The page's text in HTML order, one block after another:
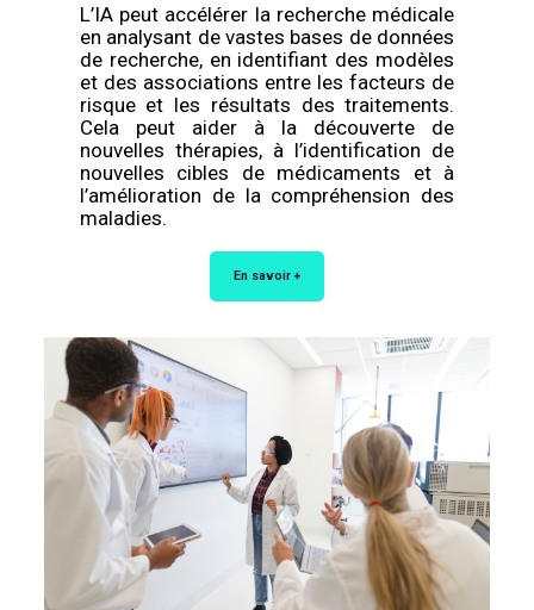
L’IA peut accélérer la recherche médicale
en analysant de vastes bases de données
de recherche, en identifiant des modèles
et des associations entre les facteurs de
risque et les résultats des traitements.
Cela peut aider à la découverte de
nouvelles thérapies, à l’identification de
nouvelles cibles de médicaments et à
l’amélioration de la compréhension des
maladies.
En savoir +